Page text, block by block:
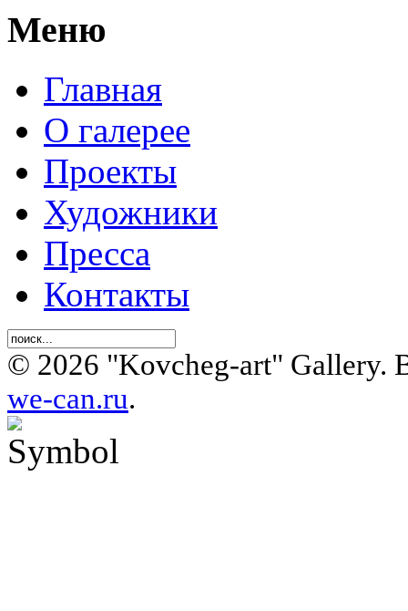
Меню
Главная
О галерее
Проекты
Художники
Пресса
Контакты
© 2026 "Kovcheg-art" Gallery.
we-can.ru.